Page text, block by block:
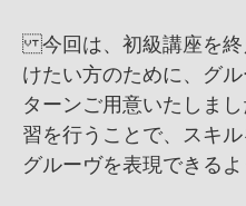
今回は、初級講座を終
けたい方のために、グ
ターンご用意いたしま
習を行うことで、スキ
グルーヴを表現できるよ